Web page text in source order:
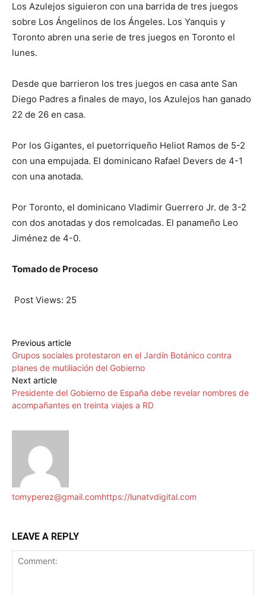
Los Azulejos siguieron con una barrida de tres juegos
sobre Los Ángelinos de los Ángeles. Los Yanquis y
Toronto abren una serie de tres juegos en Toronto el
lunes.
Desde que barrieron los tres juegos en casa ante San
Diego Padres a finales de mayo, los Azulejos han ganado
22 de 26 en casa.
Por los Gigantes, el puetorriqueño Heliot Ramos de 5-2
con una empujada. El dominicano Rafael Devers de 4-1
con una anotada.
Por Toronto, el dominicano Vladimir Guerrero Jr. de 3-2
con dos anotadas y dos remolcadas. El panameño Leo
Jiménez de 4-0.
Tomado de Proceso
Post Views: 25
Previous article
Grupos sociales protestaron en el Jardín Botánico contra
planes de mutiliación del Gobierno
Next article
Presidente del Gobierno de España debe revelar nombres de
acompañantes en treinta viajes a RD
tomyperez@gmail.comhttps://lunatvdigital.com
LEAVE A REPLY